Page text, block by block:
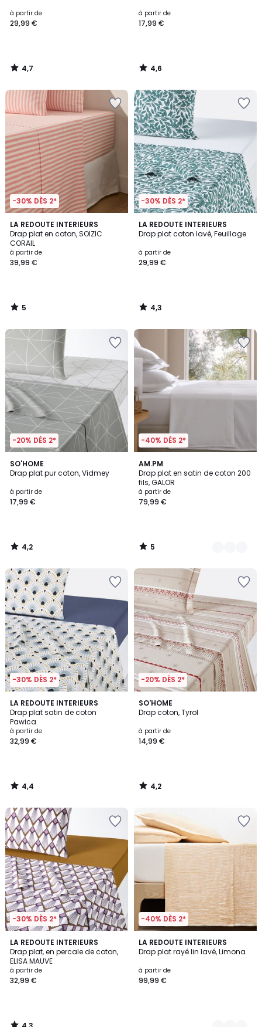
à partir de
29,99 €
4,7
/
à partir de
17,99 €
4,6
/
-30% DÈS 2*
LA REDOUTE INTERIEURS
Drap plat en coton, SOIZIC
CORAIL
à partir de
39,99 €
5
/
5
5
/
-30% DÈS 2*
LA REDOUTE INTERIEURS
Drap plat coton lavé, Feuillage
à partir de
29,99 €
4,3
/ 5
4,3
/
-20% DÈS 2*
SO'HOME
Drap plat pur coton, Vidmey
à partir de
17,99 €
4,2
/ 5
4,2
/
-40% DÈS 2*
AM.PM
Drap plat en satin de coton 200
fils, GALOR
à partir de
79,99 €
5
/
5
10
Couleurs
5
/
-30% DÈS 2*
LA REDOUTE INTERIEURS
Drap plat satin de coton
Pawica
à partir de
32,99 €
4,4
/ 5
4,4
/
-20% DÈS 2*
SO'HOME
Drap coton, Tyrol
à partir de
14,99 €
4,2
/ 5
4,2
/
-30% DÈS 2*
LA REDOUTE INTERIEURS
Drap plat, en percale de coton,
ELISA MAUVE
à partir de
32,99 €
4,3
/ 5
-40% DÈS 2*
LA REDOUTE INTERIEURS
Drap plat rayé lin lavé, Limona
à partir de
99,99 €
2
Couleurs